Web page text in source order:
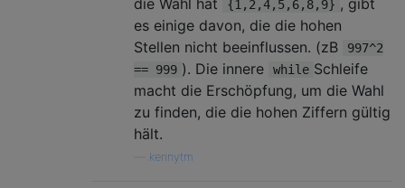
die Wahl hat
{1,2,4,5,6,8,9} , gibt
es einige davon, die die hohen
Stellen nicht beeinflussen. (zB
997^2
== 999 ). Die innere while Schleife
macht die Erschöpfung, um die Wahl
zu finden, die die hohen Ziffern gültig
hält.
kennytm